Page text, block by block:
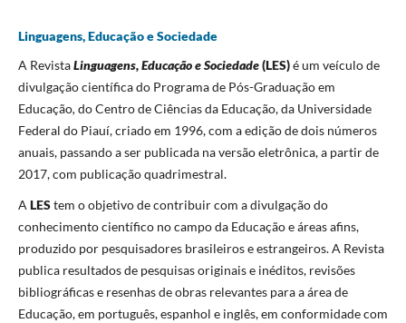
Linguagens, Educação e Sociedade
A RevistaLinguagens, Educação e Sociedade(LES)é um veículo de
divulgação científica do Programa de Pós-Graduação em
Educação, do Centro de Ciências da Educação, da Universidade
Federal do Piauí, criado em 1996, com a edição de dois números
anuais, passando a ser publicada na versão eletrônica, a partir de
2017, com publicação quadrimestral.
A LEStem o objetivo de contribuir com a divulgação do
conhecimento científico no campo da Educação e áreas afins,
produzido por pesquisadores brasileiros e estrangeiros. A Revista
publica resultados de pesquisas originais e inéditos, revisões
bibliográficas e resenhas de obras relevantes para a área de
Educação, em português, espanhol e inglês, em conformidade com